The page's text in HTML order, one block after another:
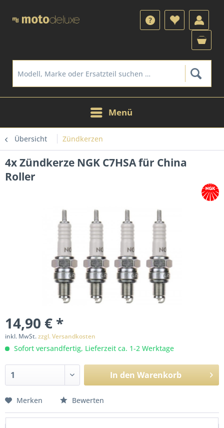
Menü
Übersicht Zündkerzen
4x Zündkerze NGK C7HSA für China
Roller
14,90 € *
inkl. MwSt.zzgl. Versandkosten
Sofort versandfertig, Lieferzeit ca. 1-2 Werktage
In den Warenkorb
Merken Bewerten